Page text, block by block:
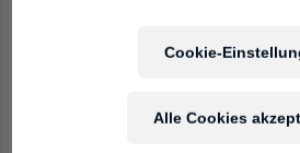
Cookie-
Alle Cookies